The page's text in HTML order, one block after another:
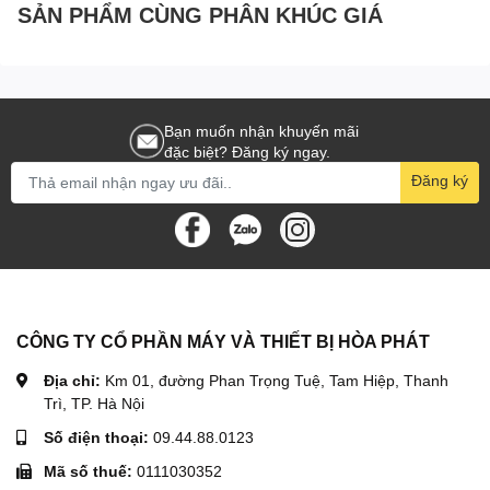
SẢN PHẨM CÙNG PHÂN KHÚC GIÁ
Bạn muốn nhận khuyến mãi
đặc biệt? Đăng ký ngay.
Đăng ký
CÔNG TY CỔ PHẦN MÁY VÀ THIẾT BỊ HÒA PHÁT
Địa chỉ: Km 01, đường Phan Trọng Tuệ, Tam Hiệp, Thanh
Trì, TP. Hà Nội
Số điện thoại: 09.44.88.0123
Mã số thuế: 0111030352